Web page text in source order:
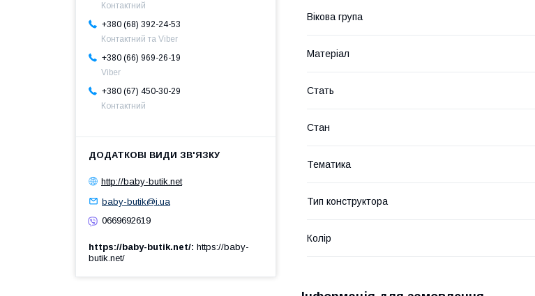
Вікова група
Матеріал
Стать
Стан
Тематика
Тип конструктора
Колір
Контактний
+380 (68) 392-24-53
Контактний та Viber
+380 (66) 969-26-19
Viber
+380 (67) 450-30-29
Контактний
http://baby-butik.net
baby-butik@i.ua
0669692619
https://baby-butik.net/ https://baby-
butik.net/